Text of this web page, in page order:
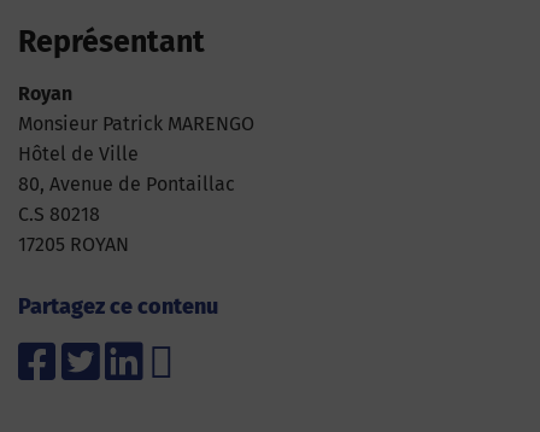
Représentant
Royan
Monsieur Patrick MARENGO
Hôtel de Ville
80, Avenue de Pontaillac
C.S 80218
17205 ROYAN
Partagez ce contenu